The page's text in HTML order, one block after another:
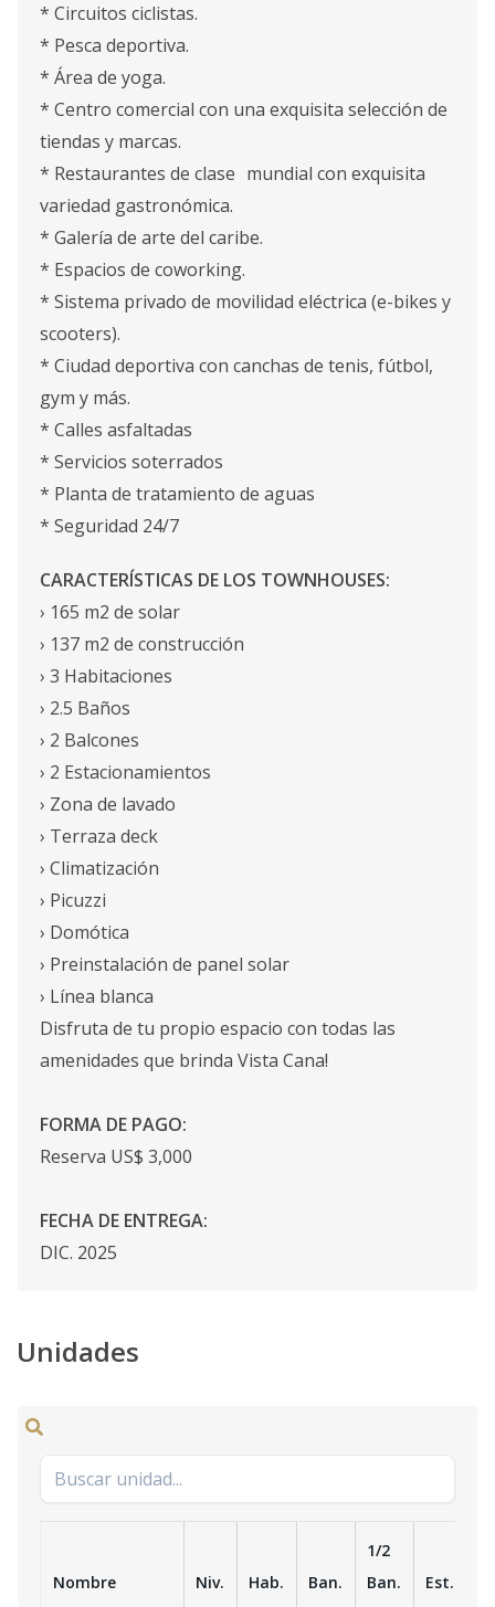
* Circuitos ciclistas.
* Pesca deportiva.
* Área de yoga.
* Centro comercial con una exquisita selección de
tiendas y marcas.
* Restaurantes de clase mundial con exquisita
variedad gastronómica.
* Galería de arte del caribe.
* Espacios de coworking.
* Sistema privado de movilidad eléctrica (e-bikes y
scooters).
* Ciudad deportiva con canchas de tenis, fútbol,
gym y más.
* Calles asfaltadas
* Servicios soterrados
* Planta de tratamiento de aguas
* Seguridad 24/7
CARACTERÍSTICAS DE LOS TOWNHOUSES:
› 165 m2 de solar
› 137 m2 de construcción
› 3 Habitaciones
› 2.5 Baños
› 2 Balcones
› 2 Estacionamientos
› Zona de lavado
› Terraza deck
› Climatización
› Picuzzi
› Domótica
› Preinstalación de panel solar
› Línea blanca
Disfruta de tu propio espacio con todas las
amenidades que brinda Vista Cana!
FORMA DE PAGO:
Reserva US$ 3,000
FECHA DE ENTREGA:
DIC. 2025
Unidades
Nombre Niv. Hab. Ban.
1/2
Ban.
Est.